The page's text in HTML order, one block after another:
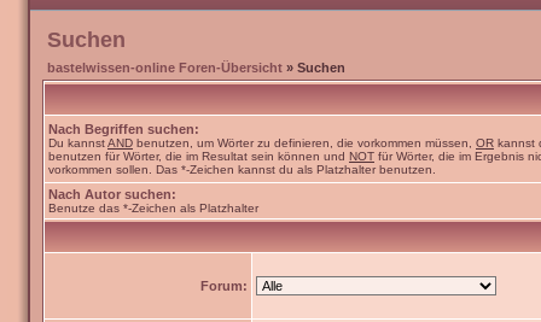
Suchen
bastelwissen-online Foren-Übersicht » Suchen
Nach Begriffen suchen:
Du kannstAND benutzen, um Wörter zu definieren, die vorkommen müssen, OR kannst
benutzen für Wörter, die im Resultat sein können und NOT für Wörter, die im Ergebnis
vorkommen sollen. Das *-Zeichen kannst du als Platzhalter benutzen.
Nach Autor suchen:
Benutze das *-Zeichen als Platzhalter
Forum: